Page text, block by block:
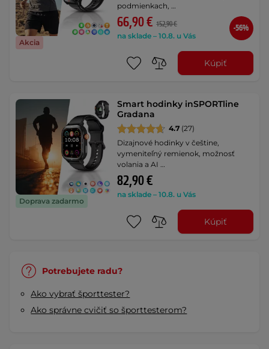
Akcia
podmienkach, …
66,90 € 152,90 €
na sklade – 10.8. u Vás
-56%
Kúpiť
Doprava zadarmo
Smart hodinky inSPORTline
Gradana
4.7 (27)
Dizajnové hodinky v češtine,
vymeniteľný remienok, možnosť
volania a AI …
82,90 €
na sklade – 10.8. u Vás
Kúpiť
Potrebujete radu?
Ako vybrať športtester?
Ako správne cvičiť so športtesterom?